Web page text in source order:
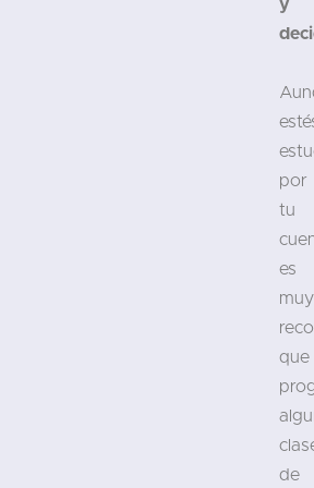
y
por
tu
es
muy
que
de